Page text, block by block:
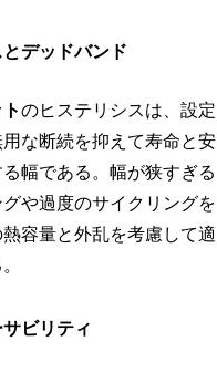
デッドバンド
トのヒステリシスは、設定
な断続を抑えて寿命と安
幅である。幅が狭すぎる
や過度のサイクリングを
容量と外乱を考慮して適
ビリティ